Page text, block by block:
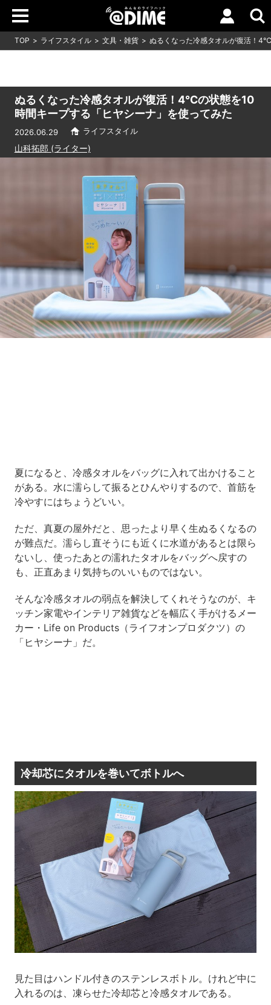
TOP ライフスタイル 文具・雑貨 ぬるくなった冷感タオルが復活！
ぬるくなった冷感タオルが復活！4℃の状態を10
時間キープする「ヒヤシーナ」を使ってみた
2026.06.29 ライフスタイル
山科拓郎 (ライター)
夏になると、冷感タオルをバッグに入れて出かけること
がある。水に濡らして振るとひんやりするので、首筋を
冷やすにはちょうどいい。
ただ、真夏の屋外だと、思ったより早く生ぬるくなるの
が難点だ。濡らし直そうにも近くに水道があるとは限ら
ないし、使ったあとの濡れたタオルをバッグへ戻すの
も、正直あまり気持ちのいいものではない。
そんな冷感タオルの弱点を解決してくれそうなのが、キ
ッチン家電やインテリア雑貨などを幅広く手がけるメー
カー・Life on Products（ライフオンプロダクツ）の
「ヒヤシーナ」だ。
冷却芯にタオルを巻いてボトルへ
見た目はハンドル付きのステンレスボトル。けれど中に
入れるのは、凍らせた冷却芯と冷感タオルである。